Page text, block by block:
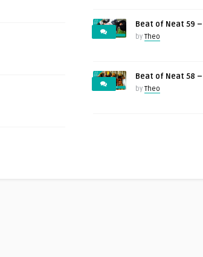
Beat of Neat 59
by Theo
Beat of Neat 58
by Theo